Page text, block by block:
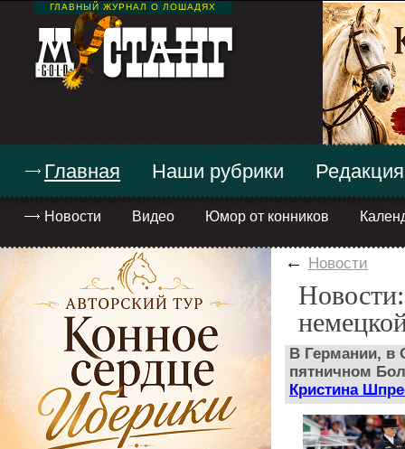
ГЛАВНЫЙ ЖУРНАЛ О ЛОШАДЯХ
Главная
Новости Видео Юмор от конников
Наши рубрики Редакция
← Новости
В Германии, в
пятничном
Кристина